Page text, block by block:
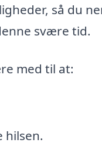
så du
svære tid.
med til at:
hilsen.